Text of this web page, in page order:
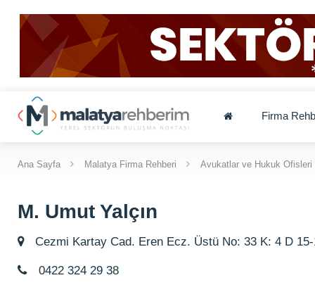
Firma
Ana Sayfa Malatya Firma Rehberi Avukatlar ve Hukuk Ofisleri
M. Umut Yalçın
Cezmi Kartay Cad. Eren Ecz. Üstü No: 33 K: 4 D
0422 324 29 38